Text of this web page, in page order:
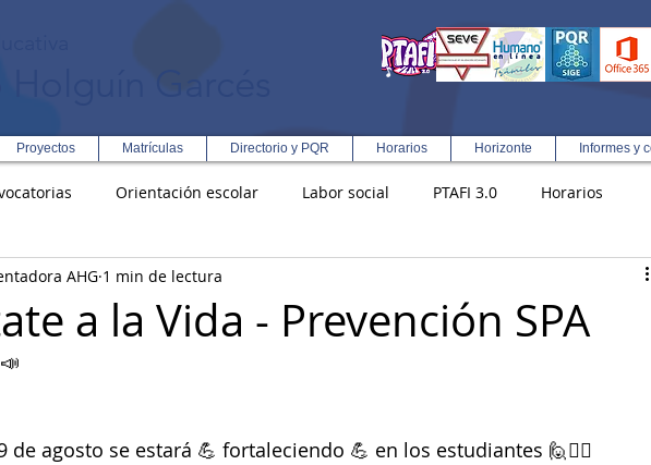
Proyectos Matrículas Directorio y PQR Horarios Horizonte Informes y
Orientación escolar Labor social PTAFI 3.0 Horarios
Formación Integral en Turismo
Inglés
a la Vida - Prevención SPA
AHG 1 min de lectura
de agosto se estará 💪 fortaleciendo 💪 en los estudiantes 🙋🙋‍♂️